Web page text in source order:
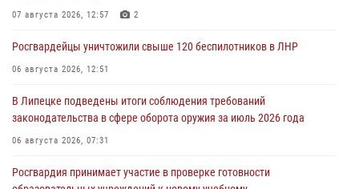
07 августа 2026, 12:57 2
Росгвардейцы уничтожили свыше 120 беспилотников в ЛНР
06 августа 2026, 12:51
В Липецке подведены итоги соблюдения требований
законодательства в сфере оборота оружия за июль 2026 года
06 августа 2026, 07:31
Росгвардия принимает участие в проверке готовности